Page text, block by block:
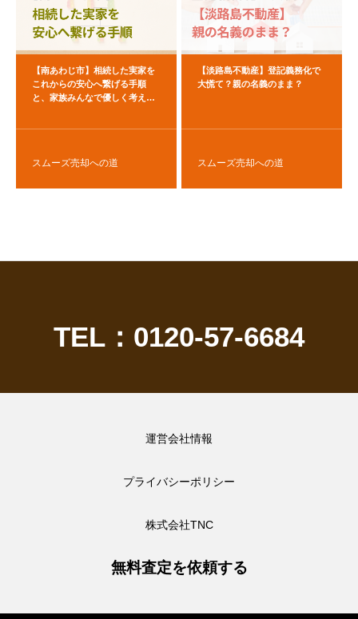
【南あわじ市】相続した実家を
これからの安心へ繋げる手順
と、家族みんなで優しく考える
スムーズ売却への道
【淡路島不動産】登記義務化で
大慌て？親の名義のまま？
スムーズ売却への道
TEL：0120-57-6684
運営会社情報
プライバシーポリシー
株式会社TNC
無料査定を依頼する